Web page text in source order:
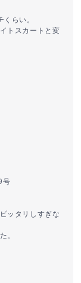
らい。
トスカートと変
号
ッタリしすぎな
。